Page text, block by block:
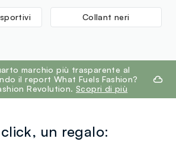
Collant neri
marchio più trasparente al
il report What Fuels Fashion?
Revolution. Scopri di più
un regalo: